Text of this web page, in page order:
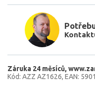
Záruka 24 měsíců
Kód: AZZ AZ1626 EAN: